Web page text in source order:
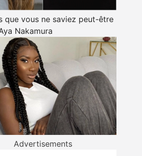
que vous ne saviez peut-être
Nakamura
Advertisements